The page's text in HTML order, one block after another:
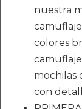
nuestra
colores
mochilas
con